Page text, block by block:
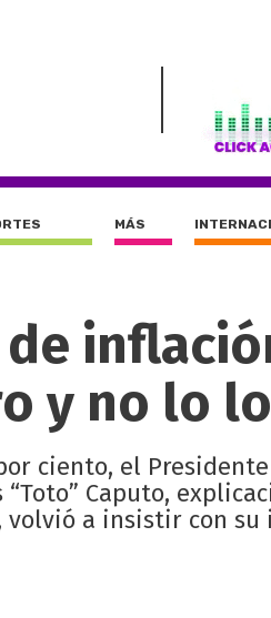
MÁS
y no lo
ciento, el
Caputo,
a insistir con su